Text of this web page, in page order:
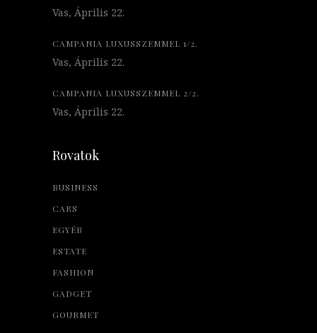
Vas, Április 22.
CAMPANIA LUXUSSZEMMEL 1/2.
Vas, Április 22.
CAMPANIA LUXUSSZEMMEL 2/2.
Vas, Április 22.
Rovatok
BUSINESS
CARS
EGYÉB
ESTATE
FASHION
GADGET
GOURMET